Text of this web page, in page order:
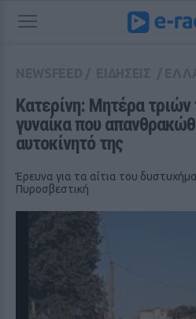
Κατερίνη: Μητέρα τριών
γυναίκα που
αυτοκίνητό της
Έρευνα για τα αίτια του
Πυροσβεστική